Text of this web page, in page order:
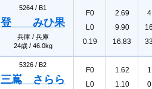
5264 / B1
登 みひ果
兵庫 / 兵庫
24歳 / 46.0kg
F0
L0
0.19
2.69
9.90
16.83
5326 / B2
三嶌 さらら
F0
L0
1.62
1.10